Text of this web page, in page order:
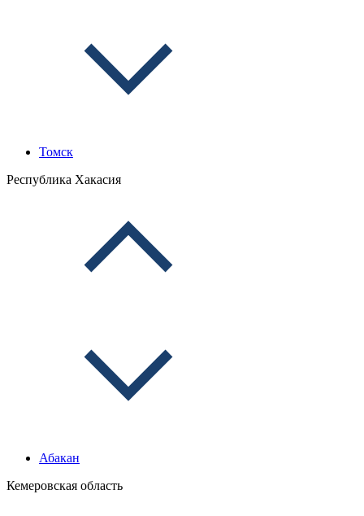
Томск
Республика Хакасия
Абакан
Кемеровская область